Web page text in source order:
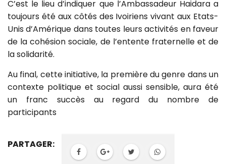
C’est le lieu d’indiquer que l’Ambassadeur Haidara a
toujours été aux côtés des Ivoiriens vivant aux Etats-
Unis d’Amérique dans toutes leurs activités en faveur
de la cohésion sociale, de l’entente fraternelle et de
la solidarité.
Au final, cette initiative, la première du genre dans un
contexte politique et social aussi sensible, aura été
un franc succès au regard du nombre de
participants
PARTAGER: